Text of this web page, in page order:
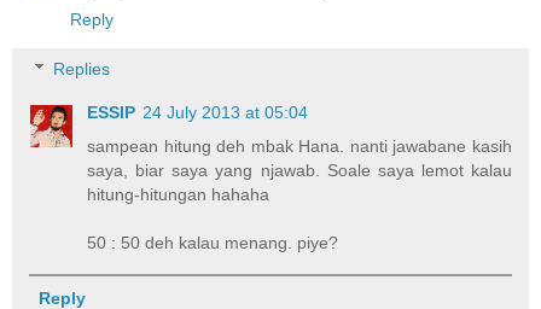
Reply
Replies
ESSIP 24 July 2013 at 05:04
sampean hitung deh mbak Hana. nanti jawabane kasih
saya, biar saya yang njawab. Soale saya lemot kalau
hitung-hitungan hahaha
50 : 50 deh kalau menang. piye?
Reply